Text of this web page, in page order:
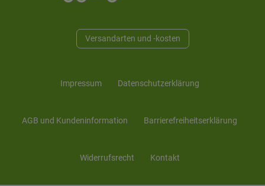
Versandarten und -kosten
Impressum Daten­schutz­erklärung
AGB und Kunden­information Barrierefreiheitserklärung
Widerrufs­recht Kontakt